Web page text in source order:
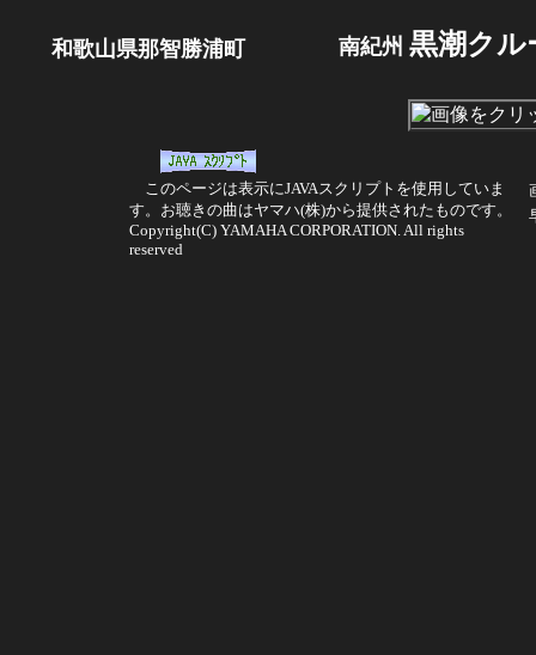
和歌山県那智勝浦町 南紀州 黒潮クル
このページは表示にJAVAスクリプトを使用していま
す。お聴きの曲はヤマハ(株)から提供されたものです。
Copyright(C) YAMAHA CORPORATION. All rights
reserved